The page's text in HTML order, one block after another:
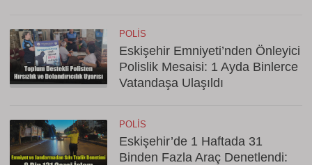
POLIS
Eskişehir Emniyeti’nden Önleyici
Polislik Mesaisi: 1 Ayda Binlerce
Vatandaşa Ulaşıldı
POLIS
Eskişehir’de 1 Haftada 31
Binden Fazla Araç Denetlendi: